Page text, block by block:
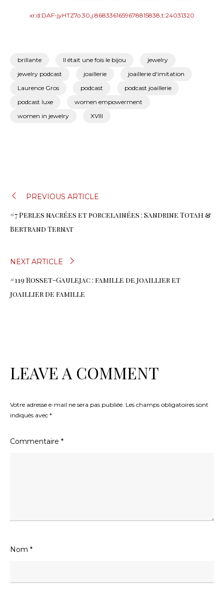
xr:d:DAF-jyHTZ7o:30,j:8683361659678815838,t:24031320
brillante Il était une fois le bijou
jewelry
jewelry podcast
joaillerie
joaillerie d'imitation
Laurence Gros
podcast
podcast joaillerie
podcast luxe
women empowerment
women in jewelry
XVIII
NAVIGATION
DE
PREVIOUS ARTICLE
#7 Perles nacrées et porcelainées : Sandrine Totah &
Bertrand Ternat
NEXT ARTICLE
#119 Rosset-Gaulejac : famille de joaillier et
joaillier de famille
LEAVE A COMMENT
Votre adresse e-mail ne sera pas publiée. Les champs obligatoires sont
indiqués avec *
Commentaire *
Nom *